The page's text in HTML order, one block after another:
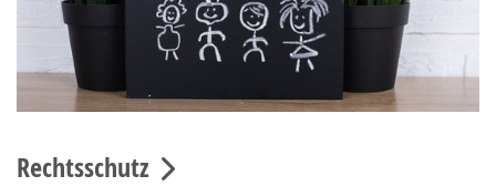
Rechtsschutz